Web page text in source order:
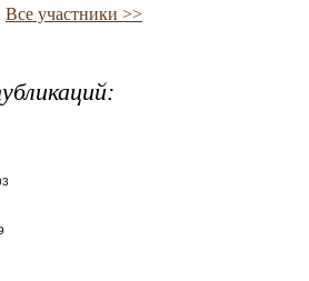
Все участники >>